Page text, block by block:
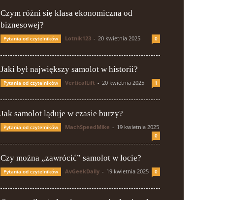
Czym różni się klasa ekonomiczna od
biznesowej?
Pytania od czytelników Lotnik123 - 20 kwietnia 2025 0
Jaki był największy samolot w historii?
Pytania od czytelników VerticalLift - 20 kwietnia 2025 1
Jak samolot ląduje w czasie burzy?
Pytania od czytelników MachSpeedMike - 19 kwietnia 2025
0
Czy można „zawrócić” samolot w locie?
Pytania od czytelników AvGeekDaily - 19 kwietnia 2025 0